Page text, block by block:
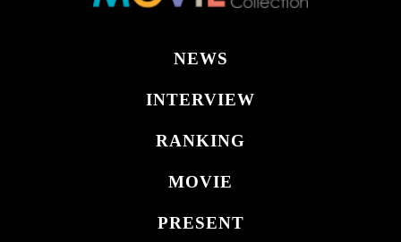
NEWS
INTERVIEW
RANKING
MOVIE
PRESENT